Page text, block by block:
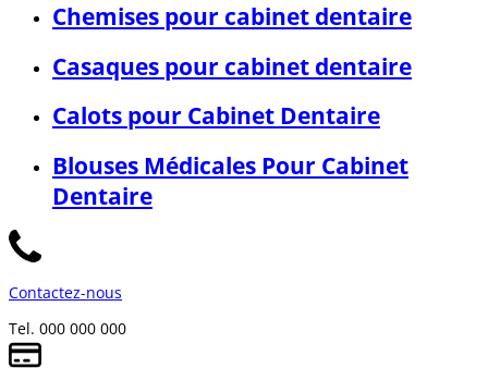
Chemises pour cabinet dentaire
Casaques pour cabinet dentaire
Calots pour Cabinet Dentaire
Blouses Médicales Pour Cabinet
Dentaire
Contactez-nous
Tel. 000 000 000